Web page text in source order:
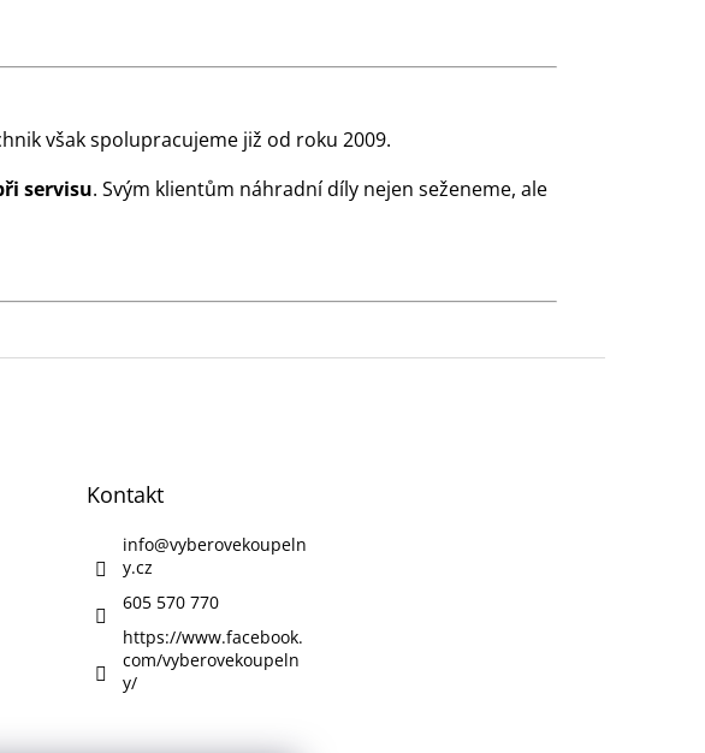
však spolupracujeme již od roku 2009.
servisu. Svým klientům náhradní díly nejen seženeme, ale
Kontakt
info@vyberovekoupeln
y.cz
605 570 770
https://www.facebook.
com/vyberovekoupeln
y/